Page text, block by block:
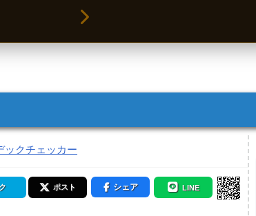
ックチェッカー
ポスト シェア LINE